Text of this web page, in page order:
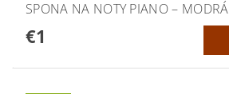
SPONA NA NOTY PIANO – MODRÁ
€1